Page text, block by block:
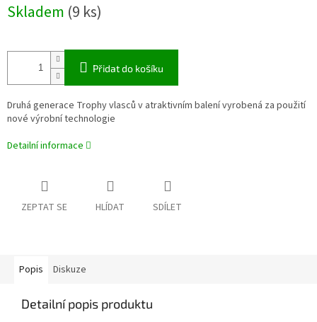
cena:
Skladem (9 ks)
Přidat do košíku
Druhá generace Trophy vlasců v atraktivním balení vyrobená za použití
nové výrobní technologie
Detailní informace
ZEPTAT SE HLÍDAT SDÍLET
Popis Diskuze
Detailní popis produktu